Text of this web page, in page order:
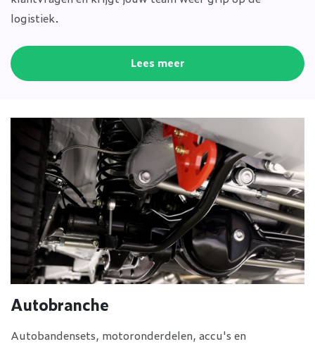
logistiek.
Lees meer
Autobranche
Autobandensets, motoronderdelen, accu's en